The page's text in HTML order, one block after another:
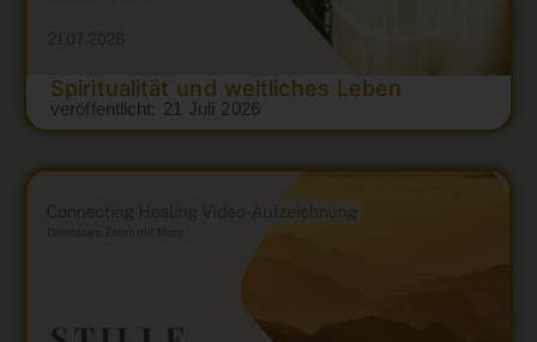
Spiritualität und weltliches Leben
veröffentlicht: 21 Juli 2026